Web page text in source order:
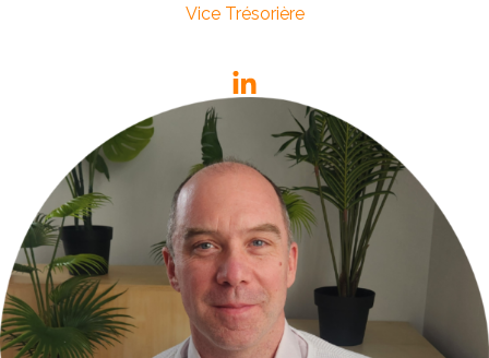
Vice Trésorière